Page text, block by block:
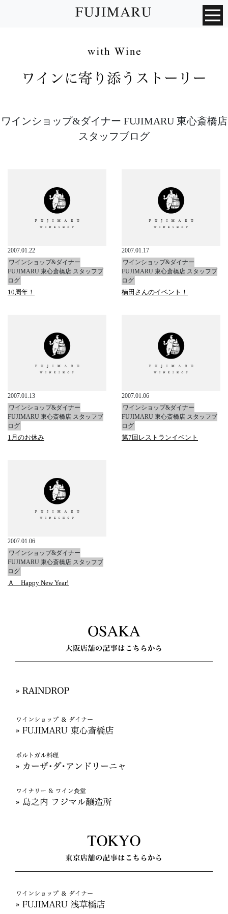
ワインショップ&ダイナー FUJIMARU 東心斎橋店
スタッフブログ
2007.01.22
ワインショップ&ダイナー
FUJIMARU 東心斎橋店 スタッフブ
ログ
10周年！
2007.01.17
ワインショップ&ダイナー
FUJIMARU 東心斎橋店 スタッフブ
ログ
楠田さんのイベント！
2007.01.13
ワインショップ&ダイナー
FUJIMARU 東心斎橋店 スタッフブ
ログ
1月のお休み
2007.01.06
ワインショップ&ダイナー
FUJIMARU 東心斎橋店 スタッフブ
ログ
第7回レストランイベント
2007.01.06
ワインショップ&ダイナー
FUJIMARU 東心斎橋店 スタッフブ
ログ
Ａ Happy New Year!